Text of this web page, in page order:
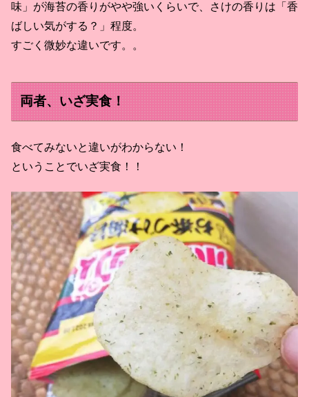
味」が海苔の香りがやや強いくらいで、さけの香りは「香
ばしい気がする？」程度。
すごく微妙な違いです。。
両者、いざ実食！
食べてみないと違いがわからない！
ということでいざ実食！！